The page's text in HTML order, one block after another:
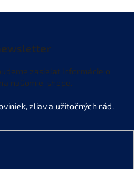
zasielať informácie o
našom e-shope.